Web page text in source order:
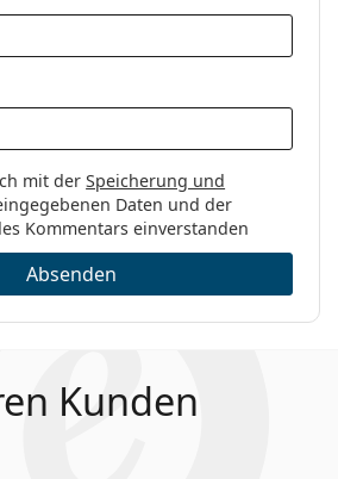
mit derSpeicherung und
Daten und der
Kommentars einverstanden
Absenden
Kunden